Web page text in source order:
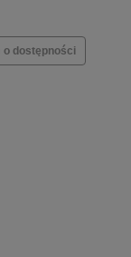
o dostępności